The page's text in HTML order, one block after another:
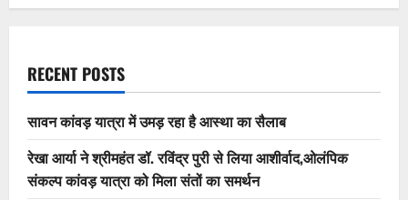
RECENT POSTS
सावन कांवड़ यात्रा में उमड़ रहा है आस्था का सैलाब
रेखा आर्या ने श्रीमहंत डॉ. रविंद्र पुरी से लिया आशीर्वाद,ओलंपिक
संकल्प कांवड़ यात्रा को मिला संतों का समर्थन